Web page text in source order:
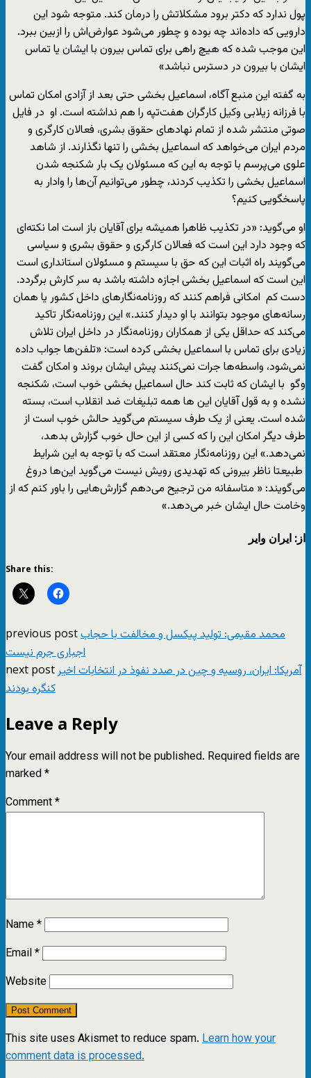
پول ندارد که دکتر برود مشکلاتش را درمان کند. متوجه شود این
دارویی که داده‌اند چه بوده و چطور می‌شود عوارض‌اش را ازبین ببرد.
این موجب شده که هیچ راهی برای تماس بیرون با ایشان یا تماس
ایشان با بیرون در دسترس نباشد»
به گفته این منبع آگاه، اسماعیل بخشی حتی بعد از آزادی امکان تماس
با فرزانه زیلابی وکیل کارگران هفت‌تپه را هم نداشته است. او در فایل
صوتی منتشر شده از تمام نهادهای حقوق بشری، فعالان کارگری و
مردم ایران می‌خواهد که اسماعیل بخشی را تنها نگذارند. از شاهد
علوی می‌پرسم با توجه به این که مسئولان یک بار شکنجه شدن
اسماعیل بخشی را تکذیب کردند، چطور می‌توانیم آن‌ها را وادار به
پاسخگویی کنیم؟
او می‌گوید: «در تکذیب ظاهرا همیشه برای آقایان باز است اما نکته‌ای
که وجود دارد این است که فعالان کارگری و حقوق بشری و سیاسی
می‌گویند راه اثبات این که حق با سیستم و مسئولان استانداری است
این است که اسماعیل بخشی اجازه داشته باشد به سر کارش برگردد.
دست کم امکانی فراهم کنند که روزنامه‌نگارهای داخل کشور یا همان
رسانه‌های موجود بتوانند با او دیدار کنند.» این روزنامه‌نگار تاکید
می‌کند که حداقل یکی از همکاران روزنامه‌نگار در داخل ایران تلاش
زیادی برای تماس با اسماعیل بخشی کرده است: «تلفن‌ها جواب داده
نمی‌شود، واسطه‌ها جرات نمی‌کنند پیش ایشان بروند و امکان گفت
وگو با ایشان که ثابت کند حال اسماعیل بخشی خوب است، شکنجه
نشده و به قول آقایان این ها همه تبلیغات ضد انقلاب است، بسته
شده است. یعنی از یک طرف سیستم می‌گوید حالش خوب است از
طرف دیگر امکان این را که کسی از این حال خوب گزارش بدهد،
نمی‌دهد.» این روزنامه‌نگار معتقد است که با توجه به این شرایط
طبیعتا ناظر بیرونی که تهدیدی رویش نیست می‌گوید این‌ها دروغ
می‌گویند: « متاسفانه من ترجیح می‌دهم گزارش‌هایی را باور کنم که از
وخامت حال ایشان خبر می‌دهد.»
از: ایران وایر
Share this:
previous postمحمد مقیمی: تولید پیکسل و مخالفت با حجاب
اجباری جرم نیست
next postآمریکا: ایران، روسیه و چین در صدد نفوذ در انتخابات اخیر
کنگره بودند
Leave a Reply
Your email address will not be published. Required fields are
marked*
Comment*
Name*
Email*
Website
This site uses Akismet to reduce spam. Learn how your
comment data is processed.